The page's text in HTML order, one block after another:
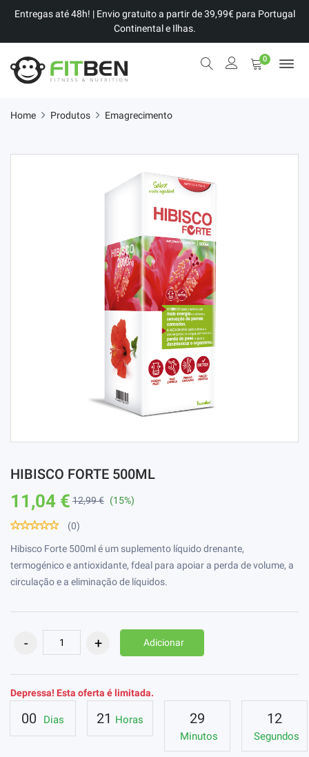
Entregas até 48h! | Envio gratuito a partir de 39,99€ para Portugal
Continental e Ilhas.
0
Home Produtos Emagrecimento
HIBISCO FORTE 500ML
11,04 € 12,99 € (15%)
(0)
Hibisco Forte 500ml é um suplemento líquido drenante,
termogénico e antioxidante, fdeal para apoiar a perda de volume, a
circulação e a eliminação de líquidos.
Adicionar
Depressa! Esta oferta é limitada.
00 Dias 21 Horas 29
Minutos
11
Segundos